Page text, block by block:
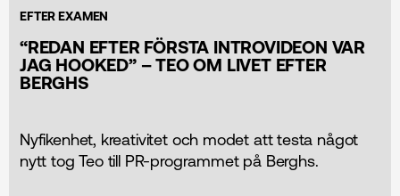
EFTER EXAMEN
“REDAN EFTER FÖRSTA INTROVIDEON VAR
JAG HOOKED” – TEO OM LIVET EFTER
BERGHS
Nyfikenhet, kreativitet och modet att testa något
nytt tog Teo till PR-programmet på Berghs.